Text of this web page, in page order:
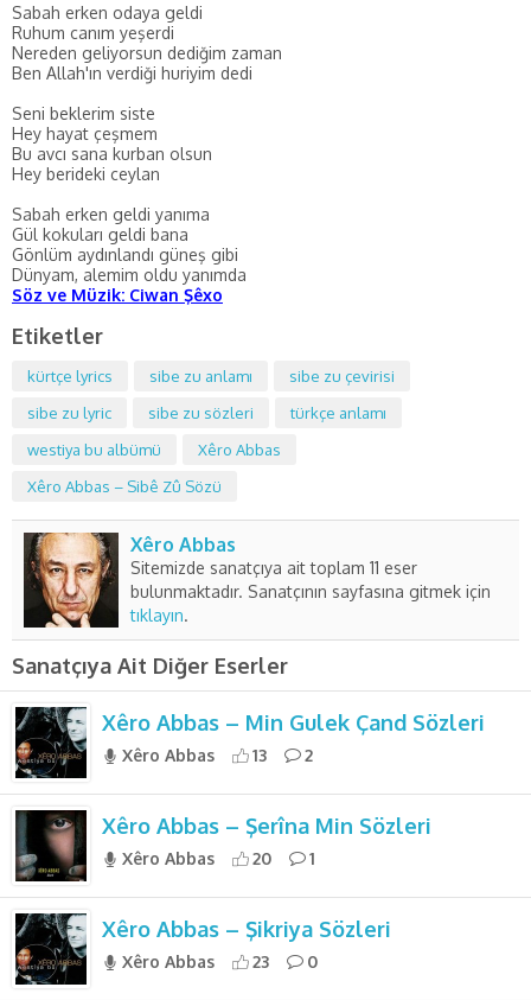
Sabah erken odaya geldi
Ruhum canım yeşerdi
Nereden geliyorsun dediğim zaman
Ben Allah'ın verdiği huriyim dedi
Seni beklerim siste
Hey hayat çeşmem
Bu avcı sana kurban olsun
Hey berideki ceylan
Sabah erken geldi yanıma
Gül kokuları geldi bana
Gönlüm aydınlandı güneş gibi
Dünyam, alemim oldu yanımda
Söz ve Müzik: Ciwan Şêxo
Etiketler
kürtçe lyrics sibe zu anlamı
sibe zu çevirisi
sibe zu lyric
sibe zu sözleri
türkçe anlamı
westiya bu albümü
Xêro Abbas
Xêro Abbas – Sibê Zû Sözü
Xêro Abbas
Sitemizde sanatçıya ait toplam 11 eser
bulunmaktadır. Sanatçının sayfasına gitmek için
tıklayın.
Sanatçıya Ait Diğer Eserler
Xêro Abbas – Min Gulek Çand Sözleri
Xêro Abbas 13 2
Xêro Abbas – Şerîna Min Sözleri
Xêro Abbas 20 1
Xêro Abbas – Şikriya Sözleri
Xêro Abbas 23 0